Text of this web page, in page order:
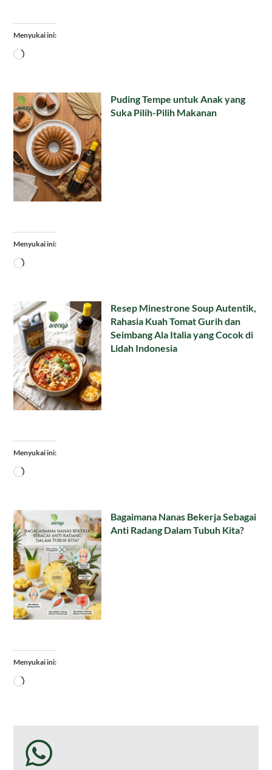
Menyukai ini:
Memuat...
Puding Tempe untuk Anak yang
Suka Pilih-Pilih Makanan
Menyukai ini:
Memuat...
Resep Minestrone Soup Autentik,
Rahasia Kuah Tomat Gurih dan
Seimbang Ala Italia yang Cocok di
Lidah Indonesia
Menyukai ini:
Memuat...
Bagaimana Nanas Bekerja Sebagai
Anti Radang Dalam Tubuh Kita?
Menyukai ini:
Memuat...